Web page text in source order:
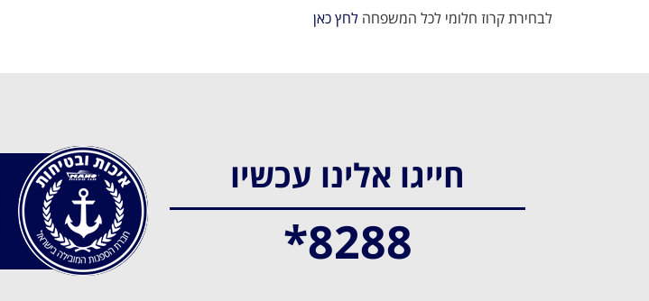
לבחירת קרוז חלומי לכל המשפחה לחץ כאן
חייגו אלינו עכשיו
*8288